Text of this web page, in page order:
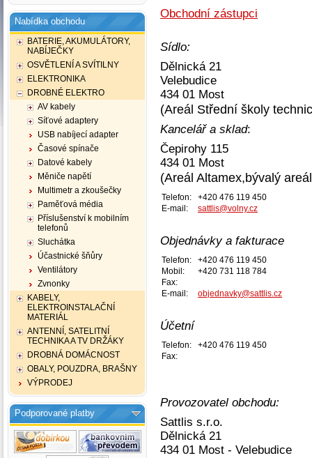
Nabídka obchodu
BATERIE, AKUMULÁTORY,
NABÍJEČKY
OSVĚTLENÍ A SVÍTILNY
ELEKTRONIKA
DROBNÉ ELEKTRO
AV kabely
Síťové adaptery
USB nabíjecí adapter
Časové spínače
Datové kabely
Měniče napětí
Multimetr a zkoušečky
Paměťová média
Příslušenství k mobilním
telefonů
Sluchátka
Účastnické šňůry
Ventilátory
Zvnonky
KABELY,
ELEKTROINSTALAČNÍ
MATERIÁL
ANTENNÍ, SATELITNÍ
TECHNIKA A TV DRŽÁKY
DROBNÁ DOMÁCNOST
OBALY, POUZDRA, BRAŠNY
VÝPRODEJ
Podporované platby
Obchodní zástupci
Sídlo:
Dělnická 21
Velebudice
434 01 Most
(Areál Střední školy
Kancelář a sklad:
Čepirohy 115
434 01 Most
(Areál Altamex,bývalý
Telefon:
+420 476 119 450
E-mail:
sattlis@volny.cz
Objednávky a fakturace
Telefon:
+420 476 119 450
Mobil:
+420 731 118 784
Fax:
E-mail:
objednavky@sattlis.cz
Účetní
Telefon:
+420 476 119 450
Fax:
Provozovatel obchodu:
Sattlis s.r.o.
Dělnická 21
434 01 Most - Velebudice